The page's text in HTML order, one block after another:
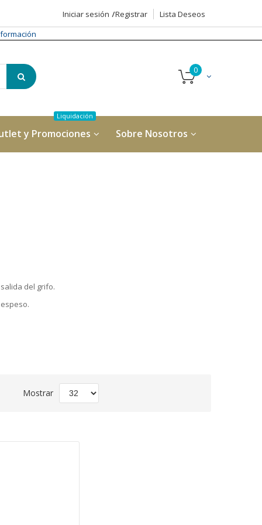
Iniciar sesión Registrar
Lista Deseos
y Promociones Sobre Nosotros
del grifo.
Mostrar